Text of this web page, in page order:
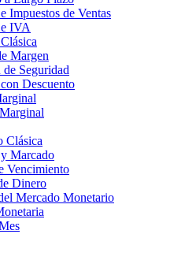
Impuestos de Ventas
IVA
Margen
Seguridad
Descuento
Clásica
Marcado
Vencimiento
Dinero
Mercado Monetario